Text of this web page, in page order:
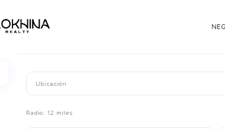
Radio: 12 miles